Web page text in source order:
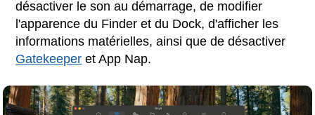
désactiver le son au démarrage, de modifier
l'apparence du Finder et du Dock, d'afficher les
informations matérielles, ainsi que de désactiver
Gatekeeper et App Nap.